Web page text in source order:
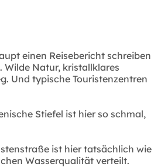
einen Reisebericht schreiben
Wilde Natur, kristallklares
Und typische Touristenzentren
Stiefel ist hier so schmal,
ist hier tatsächlich wie
Wasserqualität verteilt.